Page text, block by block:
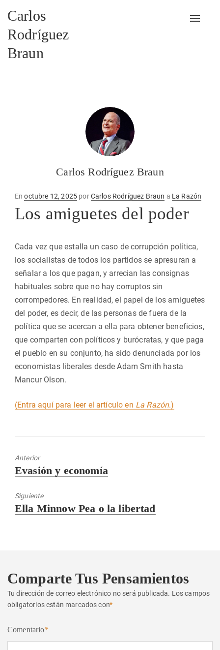
Carlos
Rodríguez
Braun
Carlos Rodríguez Braun
EnPublicado
octubre 12, 2025 porCarlos Rodríguez Braun a La Razón
Los amiguetes del poder
Cada vez que estalla un caso de corrupción política,
los socialistas de todos los partidos se apresuran a
señalar a los que pagan, y arrecian las consignas
habituales sobre que no hay corruptos sin
corrompedores. En realidad, el papel de los amiguetes
del poder, es decir, de las personas de fuera de la
política que se acercan a ella para obtener beneficios,
que comparten con políticos y burócratas, y que paga
el pueblo en su conjunto, ha sido denunciada por los
economistas liberales desde Adam Smith hasta
Mancur Olson.
(Entra aquí para leer el artículo en La Razón.)
Anterior
Entrada
Evasión y economía
Siguiente
Entrada
Ella Minnow Pea o la libertad
Comparte Tus Pensamientos
Tu dirección de correo electrónico no será publicada. Los campos
obligatorios están marcados con*
Comentario*